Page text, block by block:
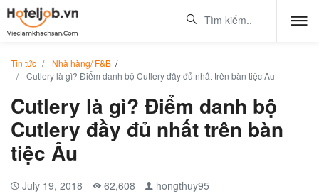
Tin tức Nhà hàng/ F&B /
Cutlery là gì? Điểm danh bộ Cutlery đầy đủ nhất trên bàn tiệc Âu
Cutlery là gì? Điểm danh bộ
Cutlery đầy đủ nhất trên bàn
tiệc Âu
July 19, 2018 62,608 hongthuy95